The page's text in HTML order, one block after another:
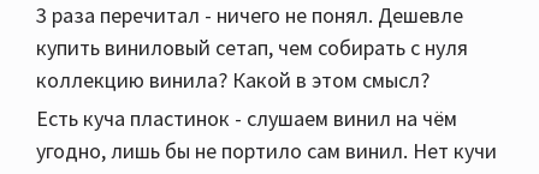
3 раза перечитал - ничего не понял. Дешевле
купить виниловый сетап, чем собирать с нуля
коллекцию винила? Какой в этом смысл?
Есть куча пластинок - слушаем винил на чём
угодно, лишь бы не портило сам винил. Нет кучи